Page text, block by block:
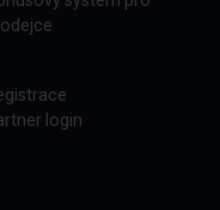
login